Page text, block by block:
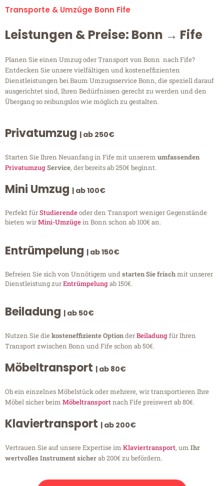
Transporte & Umzüge Bonn Fife
Leistungen & Preise: Bonn → Fife
Planen Sie einen Umzug oder Transport von Bonn nach Fife?
Entdecken Sie unsere vielfältigen und kosteneffizienten
Dienstleistungen bei Baum Umzugsservice Bonn, die speziell darauf
ausgerichtet sind, Ihren Bedürfnissen gerecht zu werden und den
Übergang so reibungslos wie möglich zu gestalten.
Privatumzug | ab 250€
Starten Sie Ihren Neuanfang in Fife mit unserem umfassenden
PrivatumzugService, der bereits ab 250€ beginnt.
Mini Umzug | ab 100€
Perfekt fürStudierendeoder den Transport weniger Gegenstände
bieten wirMini-Umzügein Bonn schon ab 100€ an.
Entrümpelung | ab 150€
Befreien Sie sich von Unnötigem undstarten Sie frischmit unserer
Dienstleistung zurEntrümpelungab 150€.
Beiladung | ab 50€
Nutzen Sie diekosteneffiziente OptionderBeiladungfür Ihren
Transport zwischen Bonn und Fife schon ab 50€.
Möbeltransport | ab 80€
Ob ein einzelnes Möbelstück oder mehrere, wir transportieren Ihre
Möbel sicher beim Möbeltransportnach Fife preiswert ab 80€.
Klaviertransport | ab 200€
Vertrauen Sie auf unsere Expertise im Klaviertransport, um Ihr
wertvolles Instrument sicherab 200€ zu befördern.